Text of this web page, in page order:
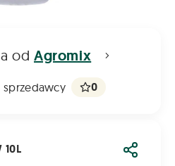
od Agromix
sprzedawcy 0
10L